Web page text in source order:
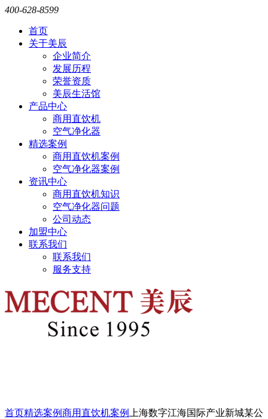
400-628-8599
首页
关于美辰
企业简介
发展历程
荣誉资质
美辰生活馆
产品中心
商用直饮机
空气净化器
精选案例
商用直饮机案例
空气净化器案例
资讯中心
商用直饮机知识
空气净化器问题
公司动态
加盟中心
联系我们
联系我们
服务支持
首页精选案例商用直饮机案例
上海数字江海国际产业新城某公